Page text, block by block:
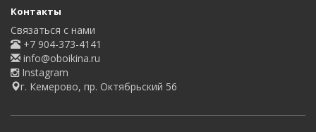
Контакты
Связаться с нами
+7 904-373-4141
info@oboikina.ru
Instagram
г. Кемерово, пр. Октябрьский 56